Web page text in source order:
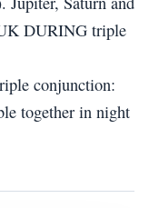
DURING triple
conjunction:
together in night